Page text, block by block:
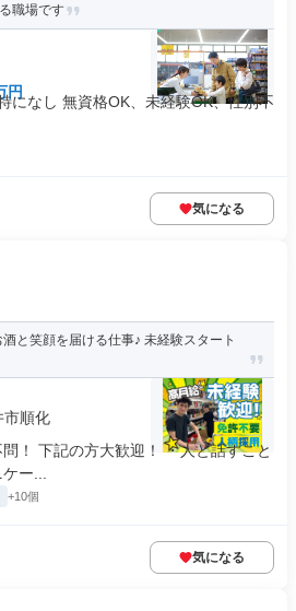
職場です
円
になし 無資格OK、未経験OK、性別不
気になる
と笑顔を届ける仕事♪ 未経験スタート
市順化
！ 下記の方大歓迎！ ・人と話すこと
ー...
+10個
気になる